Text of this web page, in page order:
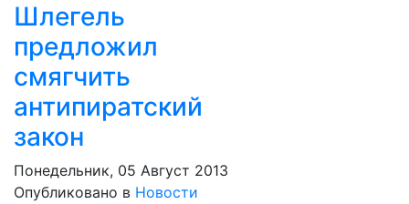
Шлегель
предложил
смягчить
антипиратский
закон
Понедельник, 05 Август 2013
Опубликовано в Новости